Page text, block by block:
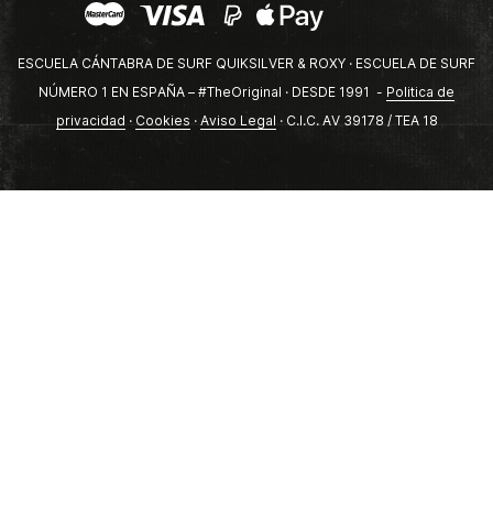
ESCUELA CÁNTABRA DE SURF QUIKSILVER & ROXY · ESCUELA DE SURF
NÚMERO 1 EN ESPAÑA – #TheOriginal · DESDE 1991 - Politica de
privacidad · Cookies · Aviso Legal · C.I.C. AV 39178 / TEA 18